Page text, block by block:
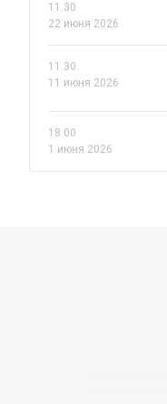
11.30
22 июня 2026
11.30
11 июня 2026
18.00
1 июня 2026